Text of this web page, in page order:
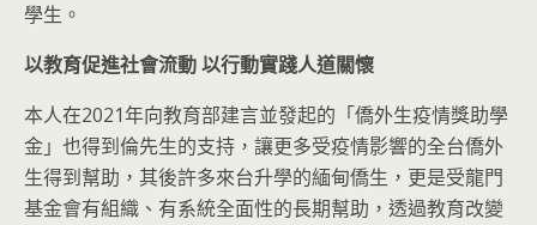
學生。
以教育促進社會流動 以行動實踐人道關懷
本人在2021年向教育部建言並發起的「僑外生疫情獎助學
金」也得到倫先生的支持，讓更多受疫情影響的全台僑外
生得到幫助，其後許多來台升學的緬甸僑生，更是受龍門
基金會有組織、有系統全面性的長期幫助，透過教育改變